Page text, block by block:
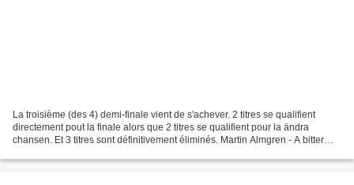
La troisième (des 4) demi-finale vient de s'achever. 2 titres se qualifient
directement pout la finale alors que 2 titres se qualifient pour la ändra
chansen. Et 3 titres sont définitivement éliminés. Martin Almgren - A bitter